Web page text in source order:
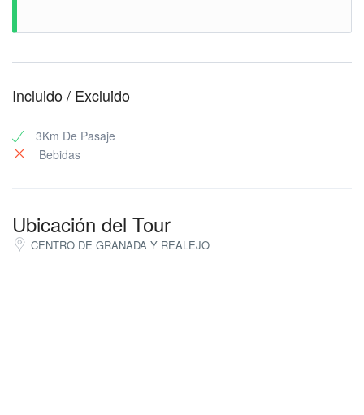
Incluido / Excluido
3Km De Pasaje
Bebidas
Ubicación del Tour
CENTRO DE GRANADA Y REALEJO